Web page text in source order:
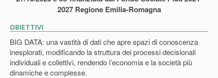
2027 Regione Emilia-Romagna
OBIETTIVI
BIG DATA: una vastità di dati che apre spazi di conoscenza
inesplorati, modificando la struttura dei processi decisionali
individuali e collettivi, rendendo l’economia e la società più
dinamiche e complesse.